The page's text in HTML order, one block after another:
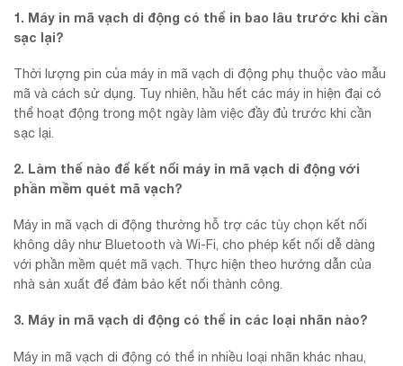
1. Máy in mã vạch di động có thể in bao lâu trước khi cần
sạc lại?
Thời lượng pin của máy in mã vạch di động phụ thuộc vào mẫu
mã và cách sử dụng. Tuy nhiên, hầu hết các máy in hiện đại có
thể hoạt động trong một ngày làm việc đầy đủ trước khi cần
sạc lại.
2. Làm thế nào để kết nối máy in mã vạch di động với
phần mềm quét mã vạch?
Máy in mã vạch di động thường hỗ trợ các tùy chọn kết nối
không dây như Bluetooth và Wi-Fi, cho phép kết nối dễ dàng
với phần mềm quét mã vạch. Thực hiện theo hướng dẫn của
nhà sản xuất để đảm bảo kết nối thành công.
3. Máy in mã vạch di động có thể in các loại nhãn nào?
Máy in mã vạch di động có thể in nhiều loại nhãn khác nhau,